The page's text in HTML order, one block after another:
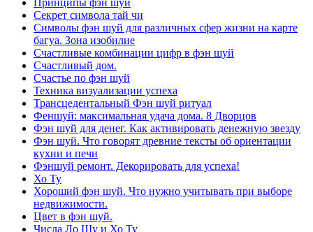
Принципы фэн шуй
Секрет символа тай чи
Символы фэн шуй для различных сфер жизни на карте
багуа. Зона изобилие
Счастливые комбинации цифр в фэн шуй
Счастливый дом.
Счастье по фэн шуй
Техника визуализации успеха
Трансцедентальный Фэн шуй ритуал
Феншуй: максимальная удача дома. 8 Дворцов
Фэн шуй для денег. Как активировать денежную звезду
Фэн шуй. Что говорят древние тексты об ориентации
кухни и печи
Фэншуй ремонт. Декорировать для успеха!
Хо Ту
Хороший фэн шуй. Что нужно учитывать при выборе
недвижимости.
Цвет в фэн шуй.
Числа Ло Шу и Хо Ту